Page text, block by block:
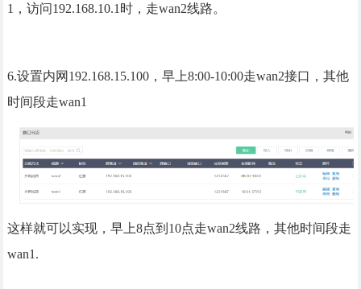
1，访问192.168.10.1时，走wan2线路。
6.设置内网192.168.15.100，早上8:00-10:00走wan2接口，其他
时间段走wan1
这样就可以实现，早上8点到10点走wan2线路，其他时间段走
wan1.